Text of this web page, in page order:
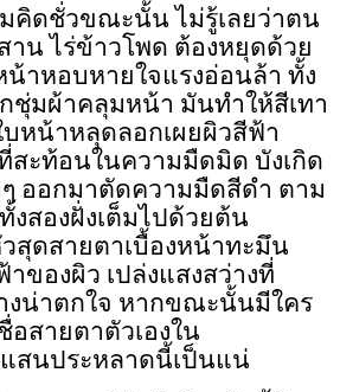
คิดชั่วขณะนั้น ไม่รู้เลยว่าตน
าน ไร่ข้าวโพด ต้องหยุดด้วย
าหอบหายใจแรงอ่อนล้า ทั้ง
ชุ่มผ้าคลุมหน้า มันทำให้สีเทา
หน้าหลุดลอกเผยผิวสีฟ้า
สะท้อนในความมืดมิด บังเกิด
ๆ ออกมาตัดความมืดสีดำ ตาม
งสองฝั่งเต็มไปด้วยต้น
สุดสายตาเบื้องหน้าทะมึน
ของผิว เปล่งแสงสว่างที่
งน่าตกใจ หากขณะนั้นมีใคร
อสายตาตัวเองใน
สนประหลาดนี้เป็นแน่